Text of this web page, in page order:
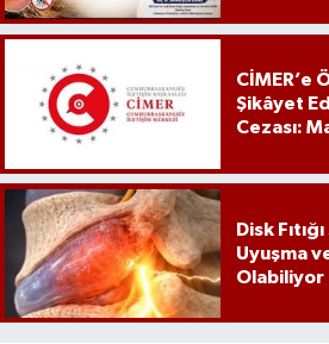
CİMER’e
Şikâyet
Cezası:
Disk
Uyuşma
Olabiliyor